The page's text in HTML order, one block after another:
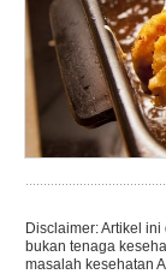
Disclaimer: Artikel
bukan tenaga
masalah kesehatan